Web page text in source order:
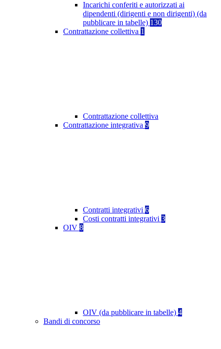
Incarichi conferiti e autorizzati ai
dipendenti (dirigenti e non dirigenti) (da
pubblicare in tabelle) 130
Contrattazione collettiva 1
Contrattazione collettiva
Contrattazione integrativa 9
Contratti integrativi 6
Costi contratti integrativi 3
OIV 8
OIV (da pubblicare in tabelle) 4
Bandi di concorso